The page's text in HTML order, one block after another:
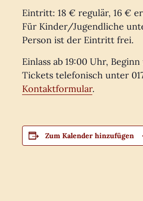
Eintritt: 18 € regulär, 16 €
Für Kinder/Jugendliche
Person ist der Eintritt frei.
Einlass ab 19:00 Uhr,
Tickets telefonisch unter
Kontaktformular.
Zum Kalender hinzufügen